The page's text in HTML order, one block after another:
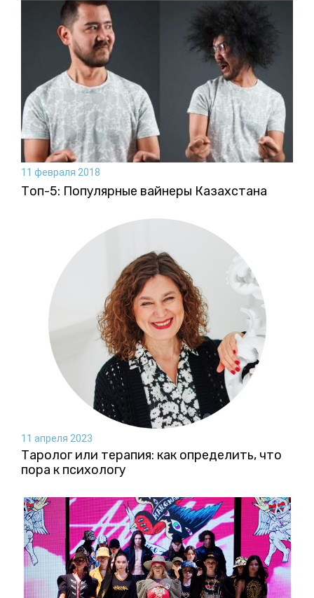
11 февраля 2018
Топ-5: Популярные вайнеры Казахстана
11 апреля 2023
Таролог или терапия: как определить, что
пора к психологу